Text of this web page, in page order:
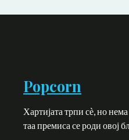
Popcorn
Хартијата трпи сѐ, но
таа премиса се роди овој